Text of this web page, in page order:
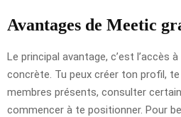
Avantages de Meetic
Le principal avantage, c’est l’accès
concrète. Tu peux créer ton profil,
membres présents, consulter
commencer à te positionner. Pour